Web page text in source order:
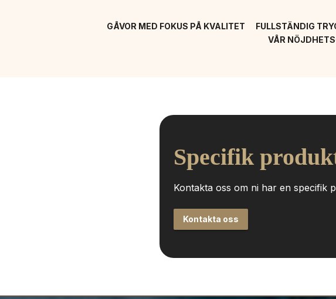
GÅVOR MED FOKUS PÅ KVALITET
FULLSTÄNDIG
VÅR
Specifik
Kontakta oss om ni har en specifik
Kontakta oss